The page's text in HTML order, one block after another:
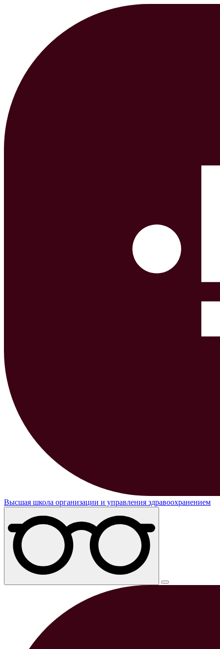
Высшая школа организации и управления здравоохранением